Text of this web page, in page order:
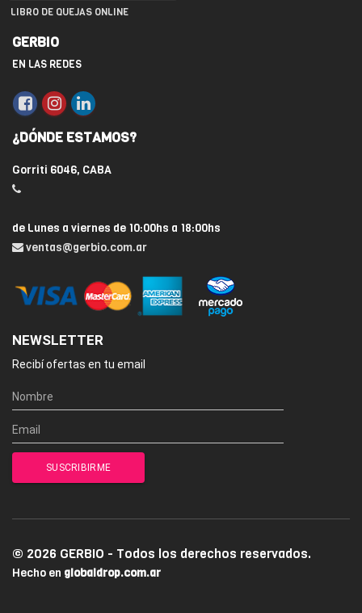
LIBRO DE QUEJAS ONLINE
GERBIO
EN LAS REDES
¿DÓNDE ESTAMOS?
Gorriti 6046, CABA
de Lunes a viernes de 10:00hs a 18:00hs
ventas@gerbio.com.ar
NEWSLETTER
Recibí ofertas en tu email
© 2026 GERBIO - Todos los derechos reservados.
Hecho en globaldrop.com.ar